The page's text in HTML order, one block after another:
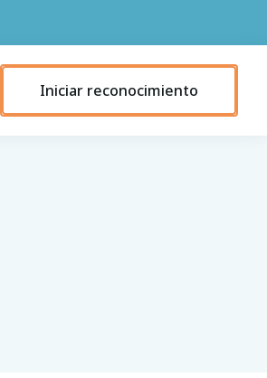
Iniciar reconocimiento